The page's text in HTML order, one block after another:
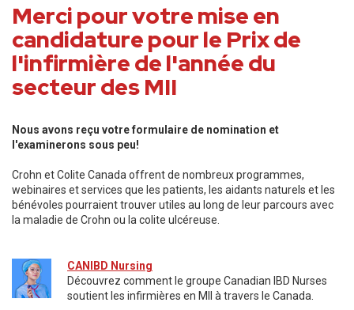
Merci pour votre mise en
candidature pour le Prix de
l'infirmière de l'année du
secteur des MII
Nous avons reçu votre formulaire de nomination et
l'examinerons sous peu!
Crohn et Colite Canada offrent de nombreux programmes,
webinaires et services que les patients, les aidants naturels et les
bénévoles pourraient trouver utiles au long de leur parcours avec
la maladie de Crohn ou la colite ulcéreuse.
CANIBD Nursing
Découvrez comment le groupe Canadian IBD Nurses
soutient les infirmières en MII à travers le Canada.